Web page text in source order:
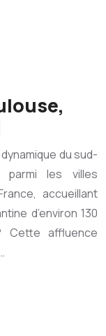
du sud-
parmi les villes
accueillant
d’environ 130
Cette affluence